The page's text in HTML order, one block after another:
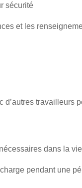
sécurité
et les
d’autres travailleurs
dans la
pendant une